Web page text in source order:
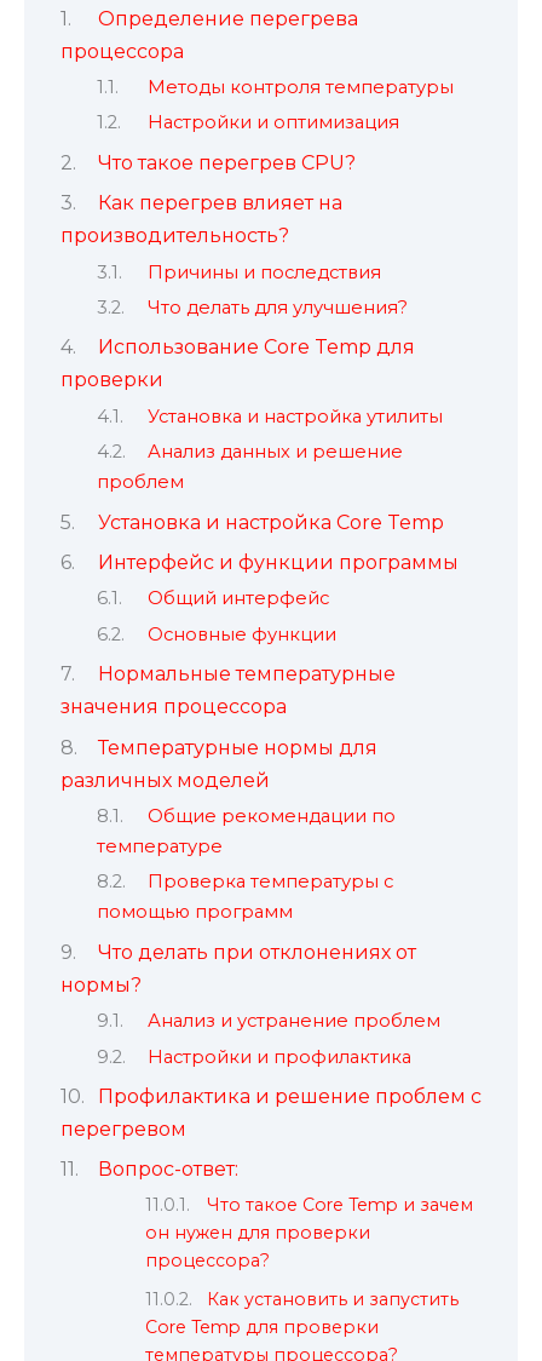
Определение перегрева
процессора
Методы контроля температуры
Настройки и оптимизация
Что такое перегрев CPU?
Как перегрев влияет на
производительность?
Причины и последствия
Что делать для улучшения?
Использование Core Temp для
проверки
Установка и настройка утилиты
Анализ данных и решение
проблем
Установка и настройка Core Temp
Интерфейс и функции программы
Общий интерфейс
Основные функции
Нормальные температурные
значения процессора
Температурные нормы для
различных моделей
Общие рекомендации по
температуре
Проверка температуры с
помощью программ
Что делать при отклонениях от
нормы?
Анализ и устранение проблем
Настройки и профилактика
Профилактика и решение проблем с
перегревом
Вопрос-ответ:
Что такое Core Temp и зачем
он нужен для проверки
процессора?
Как установить и запустить
Core Temp для проверки
температуры процессора?